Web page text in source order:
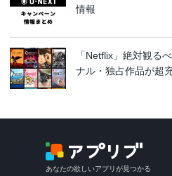
情報
「Netflix」絶対観る
ナル・独占作品が超
あなたの欲しいアプリが見つかる